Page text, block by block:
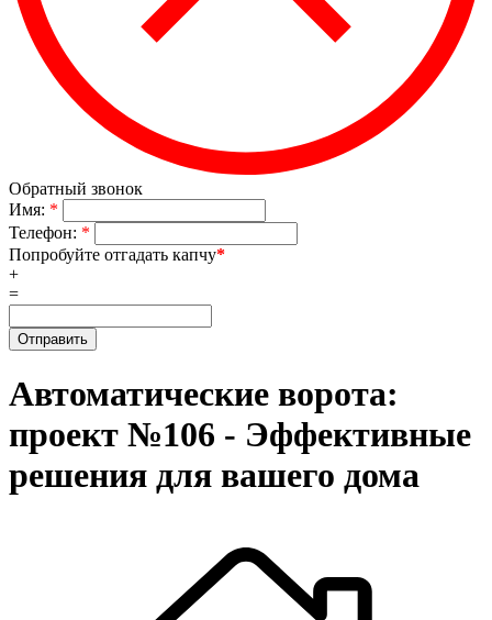
Обратный звонок
Имя: *
Телефон: *
Попробуйте отгадать капчу*
+
=
Автоматические ворота:
проект №106 - Эффективные
решения для вашего дома